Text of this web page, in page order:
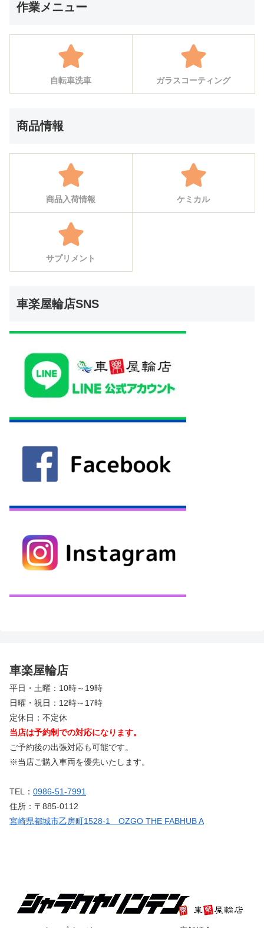
作業メニュー
自転車洗車 ガラスコーティング
商品情報
商品入荷情報 ケミカル
サプリメント
車楽屋輪店SNS
車楽屋輪店
平日・土曜：10時～19時
日曜・祝日：12時～17時
定休日：不定休
当店は予約制での対応になります。
ご予約後の出張対応も可能です。
※当店ご購入車両を優先いたします。
TEL： 0986-51-7991
住所：〒885-0112
宮崎県都城市乙房町1528-1 OZGO THE FABHUB A